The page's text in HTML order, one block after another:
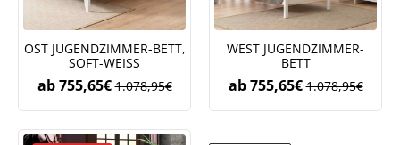
OST JUGENDZIMMER-BETT,
SOFT-WEISS
ab 1.078,95€
755,65€
WEST JUGENDZIMMER-
BETT
ab 1.078,95€
755,65€